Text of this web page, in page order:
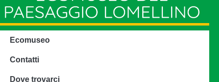
Ecomuseo
Contatti
Dove trovarci